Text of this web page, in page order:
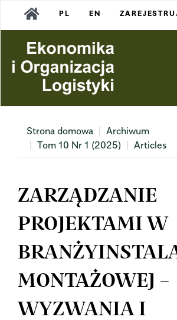
Main
Navigation
Content
Sidebar
PL EN
Strona domowa
Archiwum
Tom 10 Nr 1 (2025)
Articles
ZARZĄDZANIE
PROJEKTAMI W
MONTAŻOWEJ –
WYZWANIA I